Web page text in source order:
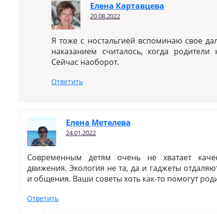
Елена Картавцева
20.08.2022
Я тоже с ностальгией вспоминаю свое
наказанием считалось, когда
Сейчас наоборот.
Ответить
Елена Метелева
24.01.2022
Современным детям очень не хватает
движения. Экология не та, да и гаджеты
и общения. Ваши советы хоть как-то помогут
Ответить